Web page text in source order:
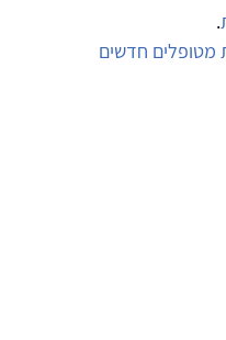
.
מטופלים חדשים